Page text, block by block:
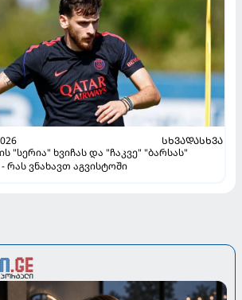
ᲡᲮᲕᲐᲓᲐᲡᲮᲕᲐ
ხვიჩას და "ჩაკვე" "ბარსას"
რას ვნახავთ აგვისტოში